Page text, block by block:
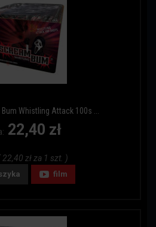
Whistling Attack 100s ...
22,40 zł
22,40 zł za 1 szt. )
film